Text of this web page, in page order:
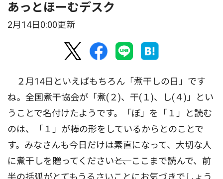
あっとほーむデスク
2月14日0:00更新
２月14日といえばもちろん「煮干しの日」です
ね。全国煮干協会が「煮(２)、干(１)、し(４)」とい
うことで名付けたようです。「ぼ」を「１」と読む
のは、「１」が棒の形をしているからとのことで
す。みなさんも今日だけは素直になって、大切な人
に煮干しを贈ってください――と、ここまで読んで、前
半の括弧がとてもうるさいことにお気づきでしょう